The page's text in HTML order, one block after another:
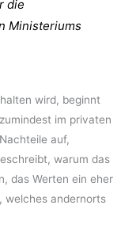
die
Ministeriums
wird, beginnt
im privaten
auf,
warum das
das Werten ein eher
welches andernorts